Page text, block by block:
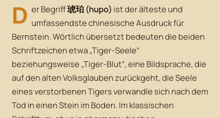
D er Begriff琥珀 (hupo) ist der älteste und
umfassendste chinesische Ausdruck für
Bernstein. Wörtlich übersetzt bedeuten die beiden
Schriftzeichen etwa „Tiger-Seele“
beziehungsweise „Tiger-Blut“, eine Bildsprache, die
auf den alten Volksglauben zurückgeht, die Seele
eines verstorbenen Tigers verwandle sich nach dem
Tod in einen Stein im Boden. Im klassischen